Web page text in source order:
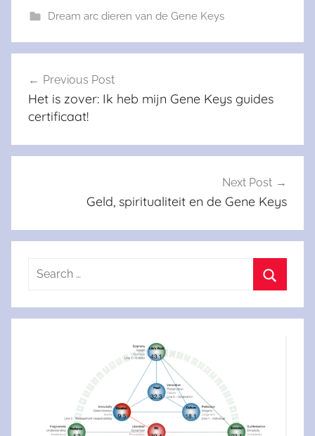
Dream arc dieren van de Gene Keys
Previous Post
Het is zover: Ik heb mijn Gene Keys guides
certificaat!
Next Post
Geld, spiritualiteit en de Gene Keys
Search